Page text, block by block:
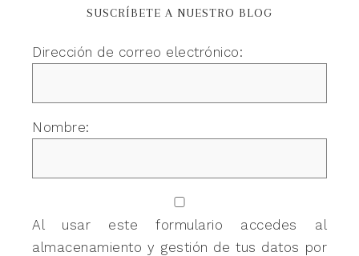
SUSCRÍBETE A NUESTRO BLOG
Dirección de correo electrónico:
Nombre:
Al usar este formulario accedes al
almacenamiento y gestión de tus datos por